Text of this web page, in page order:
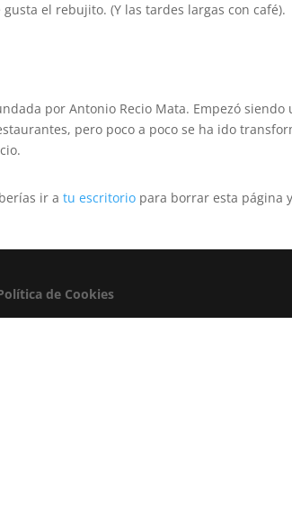
el rebujito. (Y las tardes largas con café).
por Antonio Recio Mata. Empezó
pero poco a poco se ha ido
ir atu escritorio para borrar esta página
de Cookies